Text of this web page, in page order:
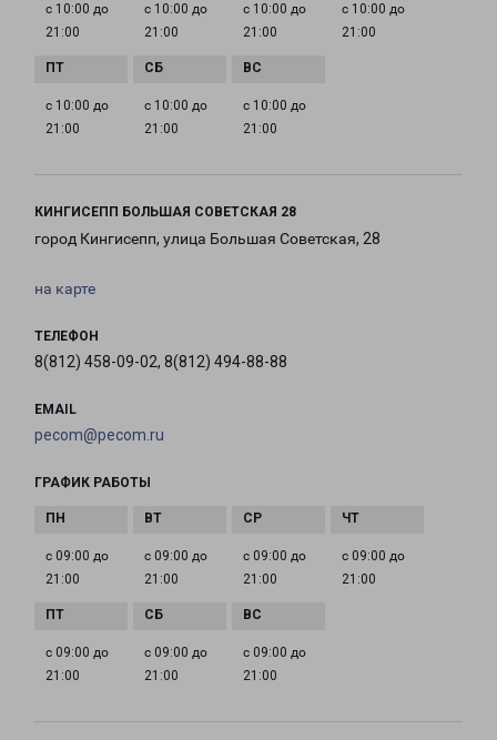
с 10:00 до
21:00
с 10:00 до
21:00
с 10:00 до
21:00
с 10:00 до
21:00
с 10:00 до
21:00
с 10:00 до
21:00
с 10:00 до
21:00
КИНГИСЕПП БОЛЬШАЯ СОВЕТСКАЯ 28
город Кингисепп, улица Большая Советская, 28
на карте
ТЕЛЕФОН
8(812) 458-09-02, 8(812) 494-88-88
EMAIL
pecom@pecom.ru
ГРАФИК РАБОТЫ
с 09:00 до
21:00
с 09:00 до
21:00
с 09:00 до
21:00
с 09:00 до
21:00
с 09:00 до
21:00
с 09:00 до
21:00
с 09:00 до
21:00